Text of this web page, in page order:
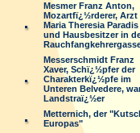
Mesmer Franz Anton,
Mozartfï¿½rderer, Arzt
Maria Theresia Paradis
und Hausbesitzer in
Messerschmidt Franz
Xaver, Schï¿½pfer der
Charakterkï¿½pfe im
Unteren Belvedere,
Landstraï¿½er
Metternich, der
Europas"